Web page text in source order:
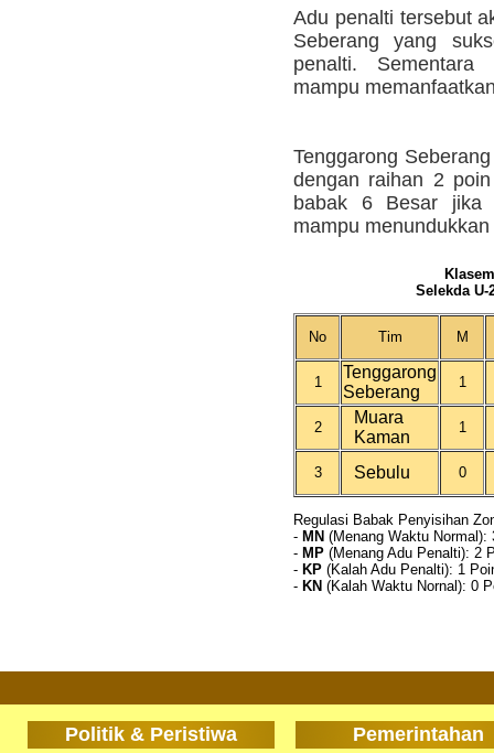
Adu penalti tersebut
Seberang yang
penalti.
mampu
Tenggarong
dengan raihan 2
babak 6 Besar jika
mampu
Selekda U-
No Tim M
1
Tenggarong
Seberang
1
2
Muara
Kaman
1
3 Sebulu 0
Regulasi Babak Penyisihan
- MN (Menang Waktu Normal):
- MP (Menang Adu Penalti): 2
- KP (Kalah Adu Penalti): 1
- KN (Kalah Waktu Nornal): 0
Politik & Peristiwa Pemerintahan